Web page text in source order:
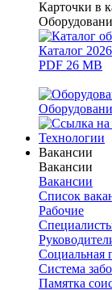
Карточки в
Каталог 2026
PDF 26 MB
Технологии
Вакансии
Вакансии
Вакансии
Список
Рабочие
Cоциальная
Система
Памятка